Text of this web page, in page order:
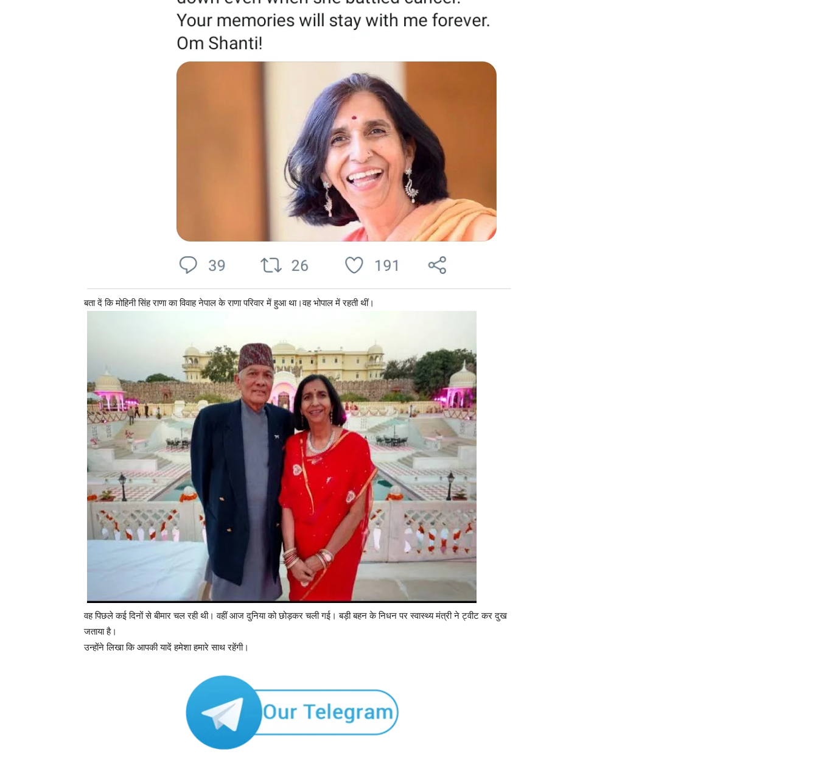
बता दें कि मोहिनी सिंह राणा का विवाह नेपाल के राणा परिवार में हुआ था।वह भोपाल में रहती थीं।
वह पिछले कई दिनों से बीमार चल रही थी। वहीं आज दुनिया को छोड़कर चली गई। बड़ी बहन के निधन पर स्वास्थ्य मंत्री ने ट्वीट कर दुख
जताया है।
उन्होंने लिखा कि आपकी यादें हमेशा हमारे साथ रहेंगी।